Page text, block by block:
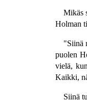
Mikäs
Holman
"Siinä
puolen
vielä,
Kaikki,
Siinä